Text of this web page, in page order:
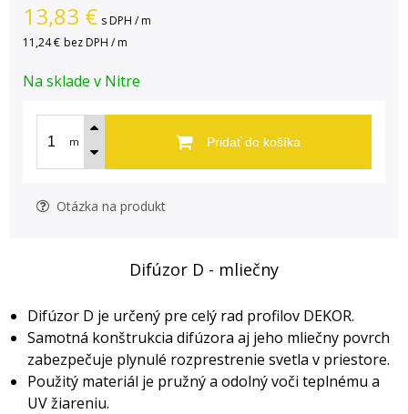
13,83 € s DPH / m
11,24 € bez DPH / m
Na sklade v Nitre
m Pridať do košíka
Otázka na produkt
Difúzor D - mliečny
Difúzor D je určený pre celý rad profilov DEKOR.
Samotná konštrukcia difúzora aj jeho mliečny povrch
zabezpečuje plynulé rozprestrenie svetla v priestore.
Použitý materiál je pružný a odolný voči teplnému a
UV žiareniu.